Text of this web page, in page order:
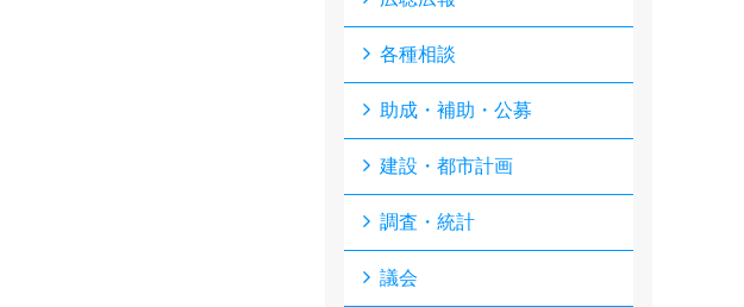
各種相談
助成・補助・公募
建設・都市計画
調査・統計
議会